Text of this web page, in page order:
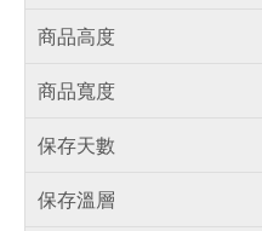
商品高度
商品寬度
保存天數
保存溫層